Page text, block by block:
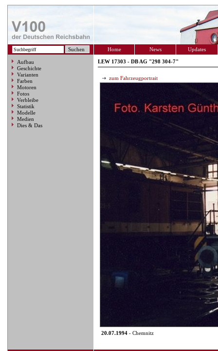
Home News Updates
Aufbau
Geschichte
Varianten
Farben
Motoren
Fotos
Verbleibe
Statistik
Modelle
Medien
Dies & Das
LEW 17303 - DB AG "298 304-7"
zum Fahrzeugportrait
20.07.1994 - Chemnitz